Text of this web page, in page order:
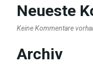
Neueste
Keine Kommentare
Archiv